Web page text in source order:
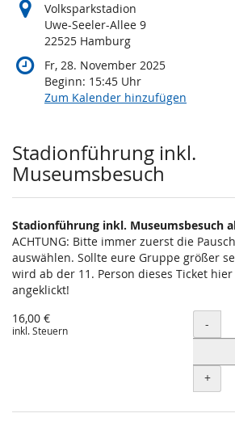
Volksparkstadion
Uwe-Seeler-Allee 9
22525 Hamburg
Fr, 28. November 2025
Beginn: 15:45 Uhr
Zum Kalender hinzufügen
Produkte
Stadionführung inkl.
Museumsbesuch
Stadionführung inkl. Museumsbesuch
ACHTUNG: Bitte immer zuerst die
auswählen. Sollte eure Gruppe größer
wird ab der 11. Person dieses Ticket
angeklickt!
16,00 €
inkl. Steuern Menge
-
+